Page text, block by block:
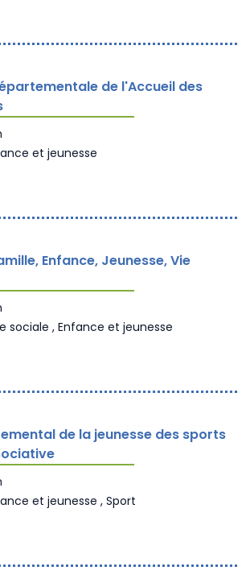
de l'Accueil des
et jeunesse
Enfance, Jeunesse, Vie
sociale , Enfance et jeunesse
de la jeunesse des sports
et jeunesse , Sport